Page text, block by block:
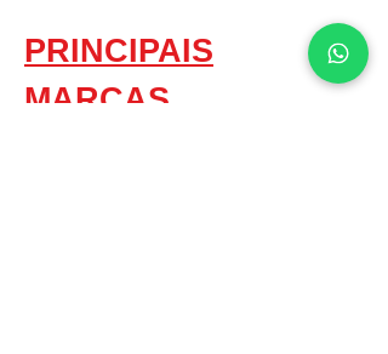
PRINCIPAIS
MARCAS